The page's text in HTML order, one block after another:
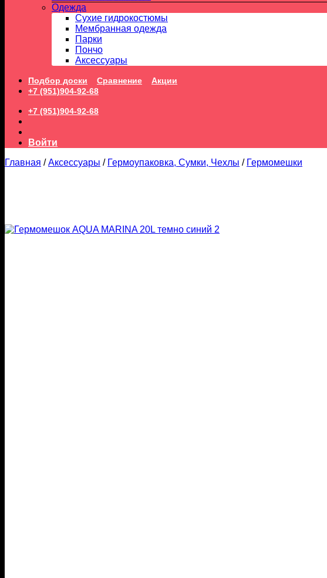
Одежда
Сухие гидрокостюмы
Мембранная одежда
Парки
Пончо
Аксессуары
Подбор доски Сравнение
Акции
+7 (951)904-92-68
+7 (951)904-92-68
Войти
Главная / Аксессуары / Гермоупаковка, Сумки, Чехлы / Гермомешки